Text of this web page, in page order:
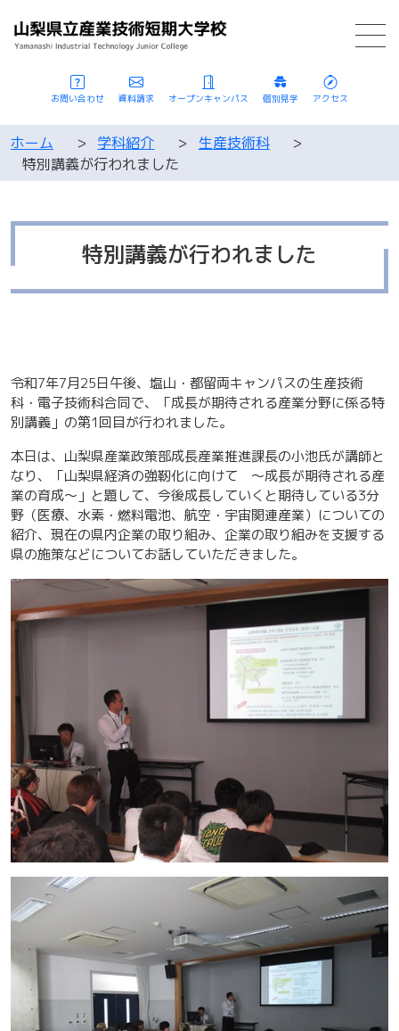
お問い合わせ 資料請求 オープンキャンパス 個別見学 アクセス
ホーム > 学科紹介 > 生産技術科
>
特別講義が行われました
特別講義が行われました
令和7年7月25日午後、塩山・都留両キャンパスの生産技術
科・電子技術科合同で、「成長が期待される産業分野に係る特
別講義」の第1回目が行われました。
本日は、山梨県産業政策部成長産業推進課長の小池氏が講師と
なり、「山梨県経済の強靭化に向けて ～成長が期待される産
業の育成～」と題して、今後成長していくと期待している3分
野（医療、水素・燃料電池、航空・宇宙関連産業）についての
紹介、現在の県内企業の取り組み、企業の取り組みを支援する
県の施策などについてお話していただきました。